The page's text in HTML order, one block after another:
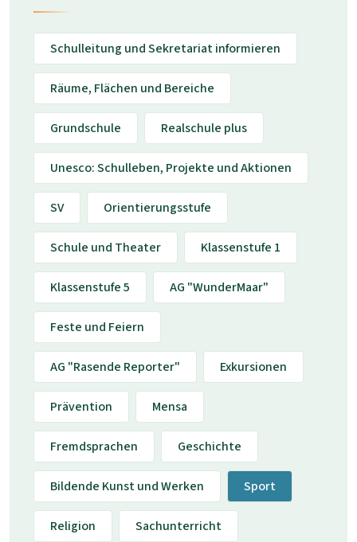
Schulleitung und Sekretariat informieren
Räume, Flächen und Bereiche
Grundschule Realschule plus
Unesco: Schulleben, Projekte und Aktionen
SV Orientierungsstufe
Schule und Theater Klassenstufe 1
Klassenstufe 5 AG "WunderMaar"
Feste und Feiern
AG "Rasende Reporter" Exkursionen
Prävention Mensa
Fremdsprachen Geschichte
Bildende Kunst und Werken Sport
Religion Sachunterricht